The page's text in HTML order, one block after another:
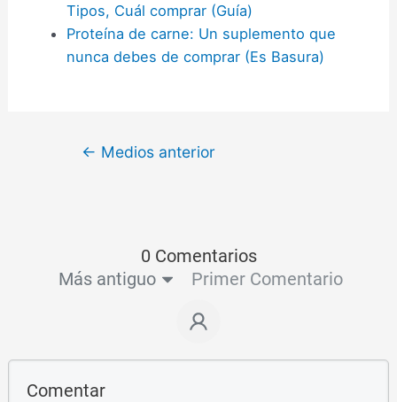
Tipos, Cuál comprar (Guía)
Proteína de carne: Un suplemento que
nunca debes de comprar (Es Basura)
← Medios anterior
0 Comentarios
Más antiguo
Primer Comentario